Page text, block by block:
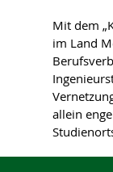
Mit dem
im Land
allein